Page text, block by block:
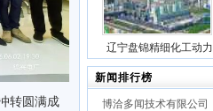
转圆满成
成功
辽宁盘锦精细化工动力
站项目5台锅炉全部点火
成功
新闻排行榜
博洽多闻技术有限公司